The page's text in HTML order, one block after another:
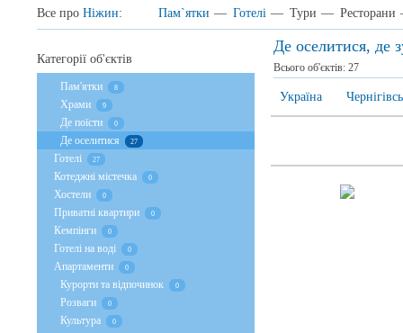
Все про Ніжин: Пам`ятки — Готелі — Тури — Ресторани
Де оселитися, де
Всього об'єктів: 27
Україна
Категорії об'єктів
Пам'ятки 8
Храми 9
Де поїсти 0
Де оселитися 27
Готелі 27
Котеджні містечка 0
Хостели 0
Приватні квартири 0
Кемпінги 0
Готелі на воді 0
Апартаменти 0
Курорти та відпочинок 0
Розваги 0
Культура 0